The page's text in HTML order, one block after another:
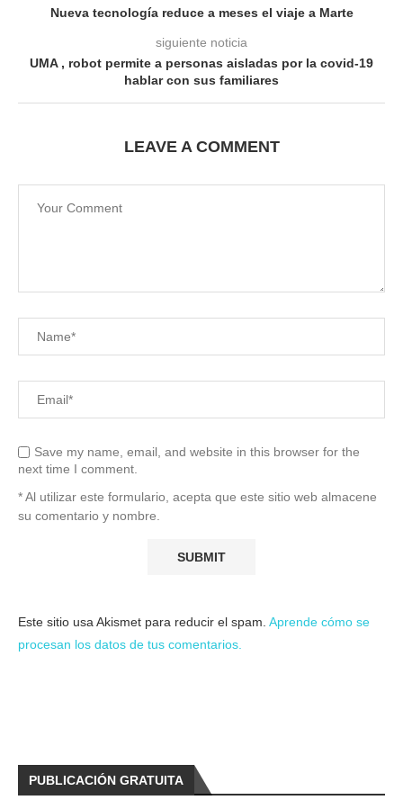
Nueva tecnología reduce a meses el viaje a Marte
siguiente noticia
UMA , robot permite a personas aisladas por la covid-19
hablar con sus familiares
LEAVE A COMMENT
Save my name, email, and website in this browser for the
next time I comment.
* Al utilizar este formulario, acepta que este sitio web almacene
su comentario y nombre.
Este sitio usa Akismet para reducir el spam. Aprende cómo se
procesan los datos de tus comentarios.
PUBLICACIÓN GRATUITA